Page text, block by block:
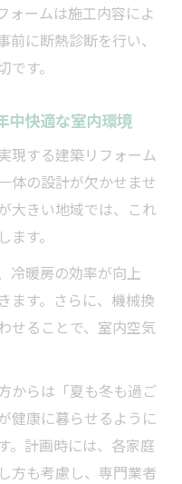
ォームは施工内容によ
に断熱診断を行い、
す。
中快適な室内環境
現する建築リフォーム
体の設計が欠かせませ
大きい地域では、これ
す。
冷暖房の効率が向上
ます。さらに、機械換
せることで、室内空気
からは「夏も冬も過ご
健康に暮らせるように
。計画時には、各家庭
方も考慮し、専門業者